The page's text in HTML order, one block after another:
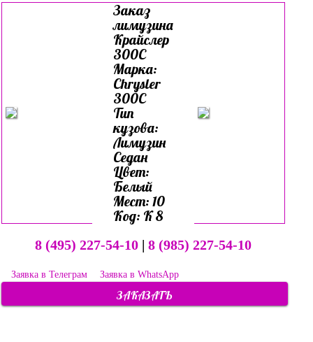
Заказ
лимузина
Крайслер
300С
Марка:
Chrysler
300C
Тип
кузова:
Лимузин
Седан
Цвет:
Белый
Мест: 10
Код: К 8
8 (495) 227-54-10 | 8 (985) 227-54-10
Заявка в Телеграм Заявка в WhatsApp
ЗАКАЗАТЬ